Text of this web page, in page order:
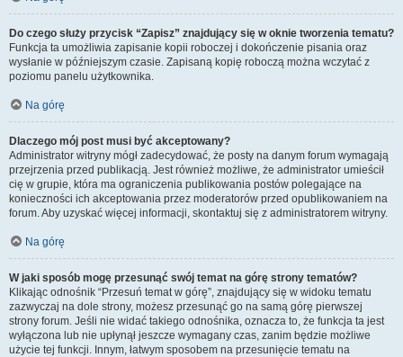
Do czego służy przycisk “Zapisz” znajdujący się w oknie tworzenia tematu?
Funkcja ta umożliwia zapisanie kopii roboczej i dokończenie pisania oraz
wysłanie w późniejszym czasie. Zapisaną kopię roboczą można wczytać z
poziomu panelu użytkownika.
Na górę
Dlaczego mój post musi być akceptowany?
Administrator witryny mógł zadecydować, że posty na danym forum wymagają
przejrzenia przed publikacją. Jest również możliwe, że administrator umieścił
cię w grupie, która ma ograniczenia publikowania postów polegające na
konieczności ich akceptowania przez moderatorów przed opublikowaniem na
forum. Aby uzyskać więcej informacji, skontaktuj się z administratorem witryny.
Na górę
W jaki sposób mogę przesunąć swój temat na górę strony tematów?
Klikając odnośnik “Przesuń temat w górę”, znajdujący się w widoku tematu
zazwyczaj na dole strony, możesz przesunąć go na samą górę pierwszej
strony forum. Jeśli nie widać takiego odnośnika, oznacza to, że funkcja ta jest
wyłączona lub nie upłynął jeszcze wymagany czas, zanim będzie możliwe
użycie tej funkcji. Innym, łatwym sposobem na przesunięcie tematu na